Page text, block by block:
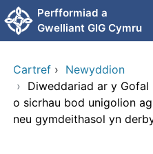
Neidio i'r prif gynnwy
Perfformiad a
Gwelliant GIG Cymru
Cartref › Newyddion
› Diweddariad ar y
o sicrhau bod unigolion
neu gymdeithasol yn